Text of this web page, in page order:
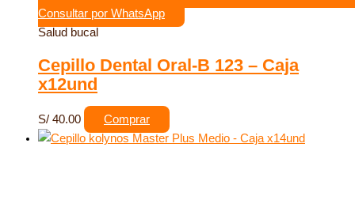
Consultar por WhatsApp
Salud bucal
Cepillo Dental Oral-B 123 – Caja
x12und
S/ 40.00 Comprar